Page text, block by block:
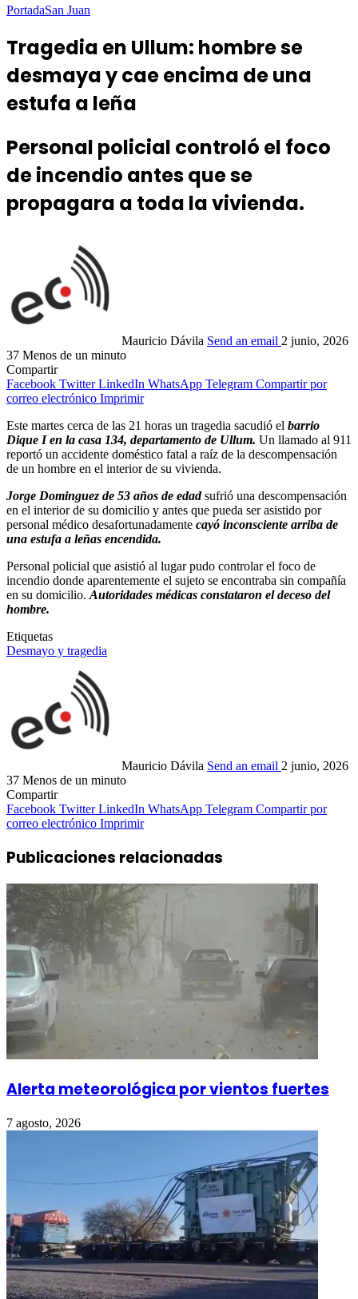
PortadaSan Juan
Tragedia en Ullum: hombre se
desmaya y cae encima de una
estufa a leña
Personal policial controló el foco
de incendio antes que se
propagara a toda la vivienda.
Mauricio Dávila Send an email 2 junio, 2026
37 Menos de un minuto
Compartir
Facebook Twitter LinkedIn WhatsApp Telegram Compartir por
correo electrónico Imprimir
Este martes cerca de las 21 horas un tragedia sacudió el barrio
Dique I en la casa 134, departamento de Ullum. Un llamado al 911
reportó un accidente doméstico fatal a raíz de la descompensación
de un hombre en el interior de su vivienda.
Jorge Dominguez de 53 años de edadsufrió una descompensación
en el interior de su domicilio y antes que pueda ser asistido por
personal médico desafortunadamente cayó inconsciente arriba de
una estufa a leñas encendida.
Personal policial que asistió al lugar pudo controlar el foco de
incendio donde aparentemente el sujeto se encontraba sin compañía
en su domicilio. Autoridades médicas constataron el deceso del
hombre.
Etiquetas
Desmayo y tragedia
Mauricio Dávila Send an email 2 junio, 2026
37 Menos de un minuto
Compartir
Facebook Twitter LinkedIn WhatsApp Telegram Compartir por
correo electrónico Imprimir
Publicaciones relacionadas
Alerta meteorológica por vientos fuertes
7 agosto, 2026